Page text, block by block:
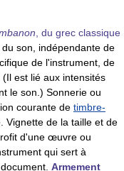
, du grec classique
son, indépendante de
de l'instrument, de
(Il est lié aux intensités
le son.) Sonnerie ou
courante de timbre-
Vignette de la taille et de
d'une œuvre ou
qui sert à
Armement